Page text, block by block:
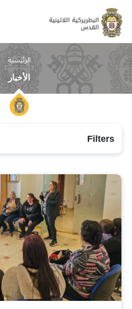
الرئيسية
الأخبار
Filters
الأخبار